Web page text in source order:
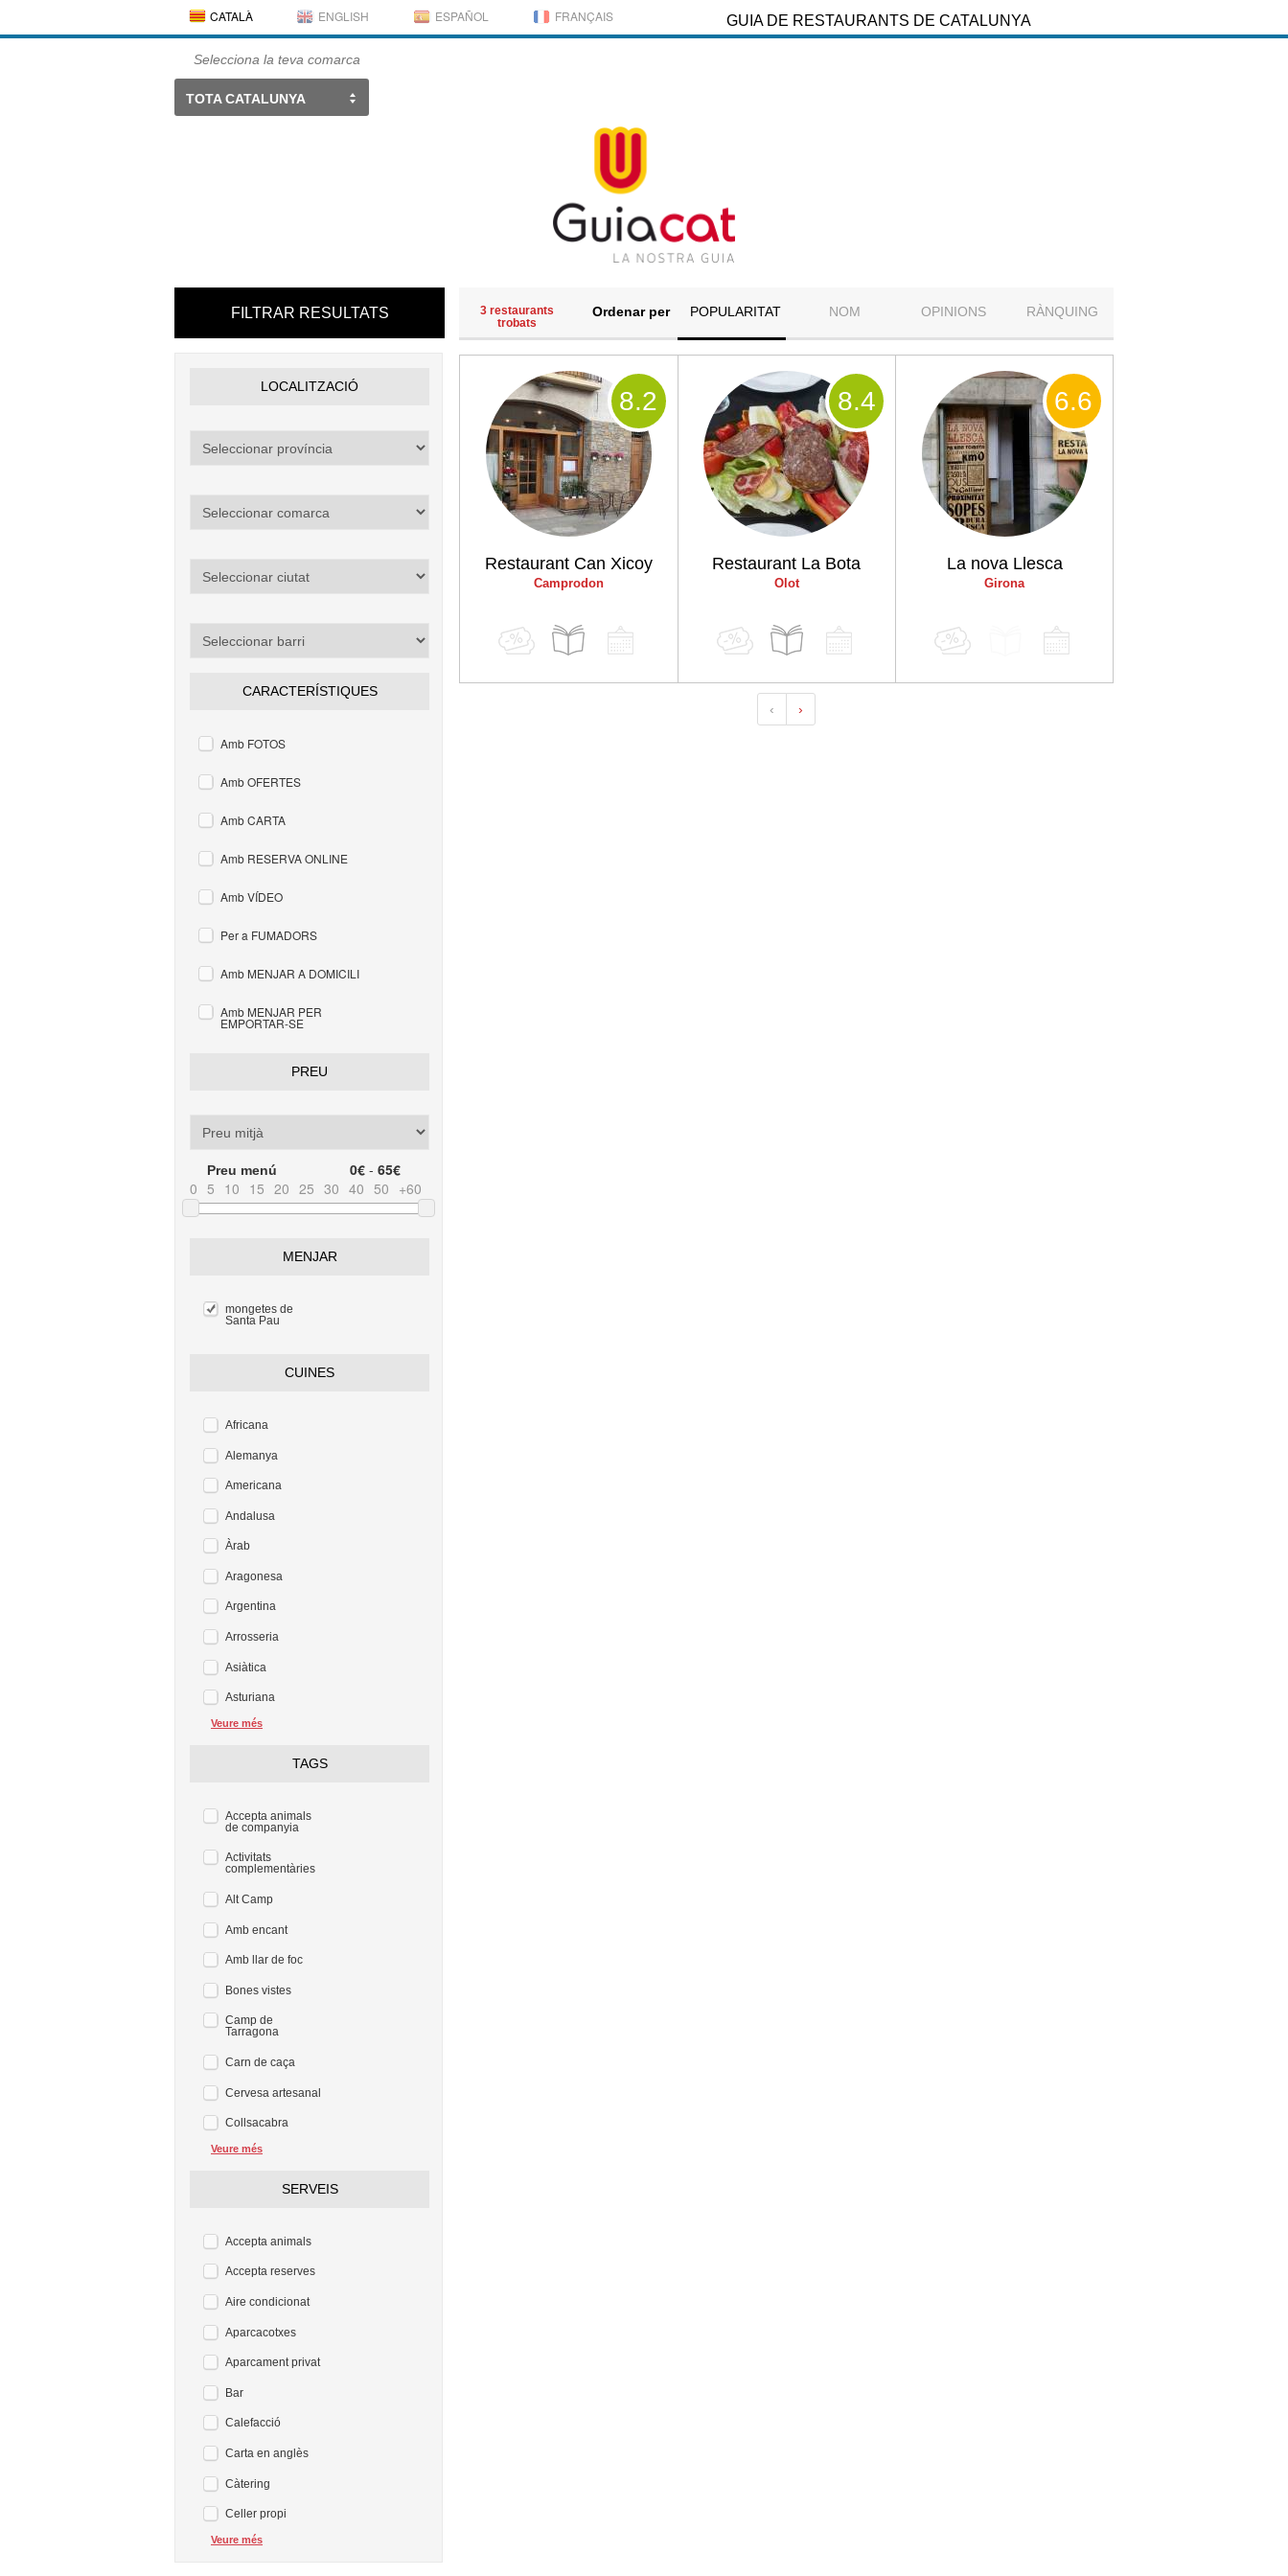
CATALÀ ENGLISH ESPAÑOL FRANÇAIS GUIA DE RESTAURANTS DE CATALUNYA
Selecciona la teva comarca
TOTA CATALUNYA
FILTRAR RESULTATS
LOCALITZACIÓ
CARACTERÍSTIQUES
Amb FOTOS
Amb OFERTES
Amb CARTA
Amb RESERVA ONLINE
Amb VÍDEO
Per a FUMADORS
Amb MENJAR A DOMICILI
Amb MENJAR PER
EMPORTAR-SE
PREU
Preu menú 0€ - 65€
0 5 10 15 20 25 30 40 50 +60
MENJAR
mongetes de
Santa Pau
CUINES
Africana
Alemanya
Americana
Andalusa
Àrab
Aragonesa
Argentina
Arrosseria
Asiàtica
Asturiana
Veure més
TAGS
Accepta animals
de companyia
Activitats
complementàries
Alt Camp
Amb encant
Amb llar de foc
Bones vistes
Camp de
Tarragona
Carn de caça
Cervesa artesanal
Collsacabra
Veure més
SERVEIS
Accepta animals
Accepta reserves
Aire condicionat
Aparcacotxes
Aparcament privat
Bar
Calefacció
Carta en anglès
Càtering
Celler propi
Veure més
3 restaurants
trobats
Ordenar per POPULARITAT NOM OPINIONS RÀNQUING
Restaurant Can Xicoy
Camprodon
8.2
Restaurant La Bota
Olot
8.4
La nova Llesca
Girona
6.6
‹ ›